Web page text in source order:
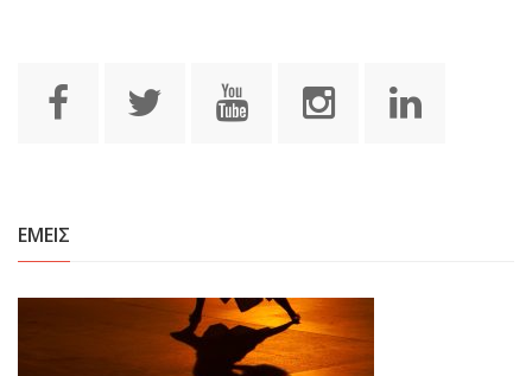
ΕΜΕΙΣ